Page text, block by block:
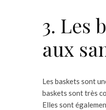
3. Les
aux
Les baskets sont
baskets sont très
Elles sont